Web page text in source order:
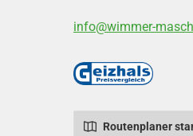
info@wimmer-
Routenplaner